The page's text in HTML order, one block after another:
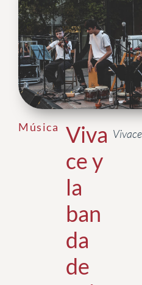
Música
Viva
ce y
la
ban
da
de
Vivace